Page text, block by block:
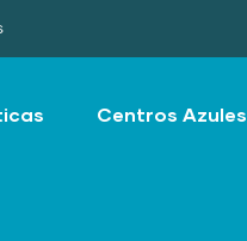
Centros Azules